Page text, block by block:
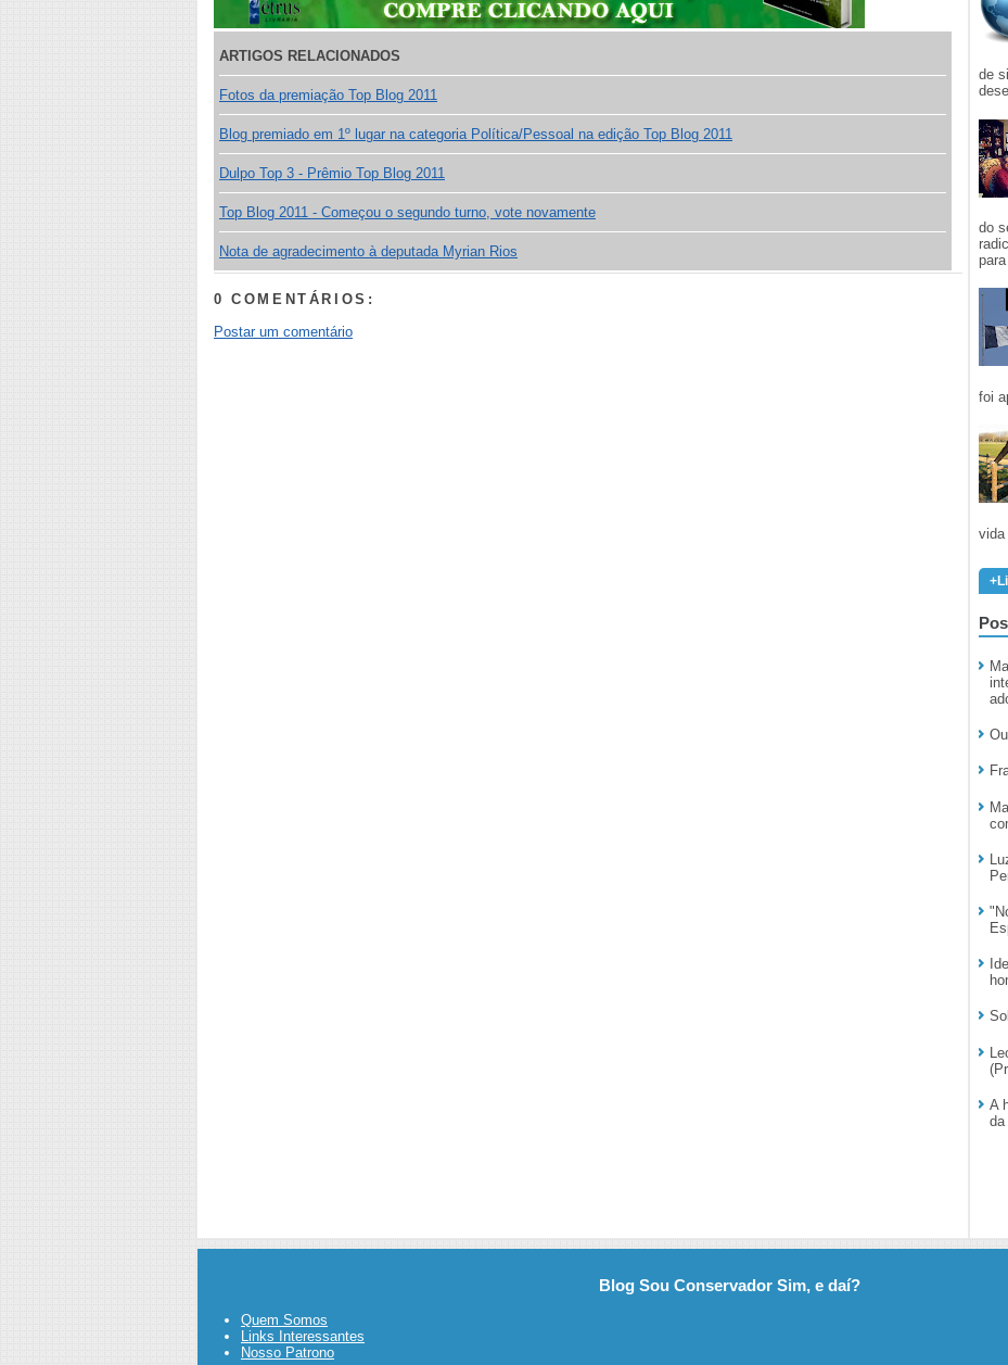
ARTIGOS RELACIONADOS
Fotos da premiação Top Blog 2011
Blog premiado em 1º lugar na categoria Política/Pessoal na edição Top Blog 2011
Dulpo Top 3 - Prêmio Top Blog 2011
Top Blog 2011 - Começou o segundo turno, vote novamente
Nota de agradecimento à deputada Myrian Rios
0 COMENTÁRIOS:
Postar um comentário
de
do
foi
vida
A
da
Blog Sou Conservador Sim, e daí?
Quem Somos
Links Interessantes
Nosso Patrono